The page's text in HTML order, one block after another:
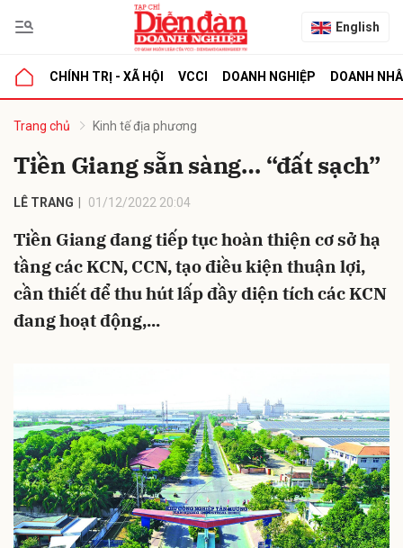
English
CHÍNH TRỊ - XÃ HỘI VCCI DOANH NGHIỆP DOANH
Trang chủ Kinh tế địa phương
Tiền Giang sẵn sàng… “đất sạch”
LÊ TRANG 01/12/2022 20:04
Tiền Giang đang tiếp tục hoàn thiện cơ sở hạ
tầng các KCN, CCN, tạo điều kiện thuận lợi,
cần thiết để thu hút lấp đầy diện tích các KCN
đang hoạt động,...
luận
Hủy